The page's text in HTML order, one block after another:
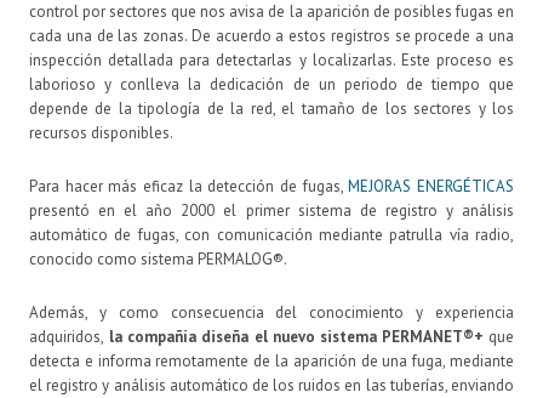
control por sectores que nos avisa de la aparición de posibles fugas en
cada una de las zonas. De acuerdo a estos registros se procede a una
inspección detallada para detectarlas y localizarlas. Este proceso es
laborioso y conlleva la dedicación de un periodo de tiempo que
depende de la tipología de la red, el tamaño de los sectores y los
recursos disponibles.
Para hacer más eficaz la detección de fugas,MEJORAS ENERGÉTICAS
presentó en el año 2000 el primer sistema de registro y análisis
automático de fugas, con comunicación mediante patrulla vía radio,
conocido como sistema PERMALOG®.
Además, y como consecuencia del conocimiento y experiencia
adquiridos, la compañía diseña el nuevo sistema PERMANET®+ que
detecta e informa remotamente de la aparición de una fuga, mediante
el registro y análisis automático de los ruidos en las tuberías, enviando